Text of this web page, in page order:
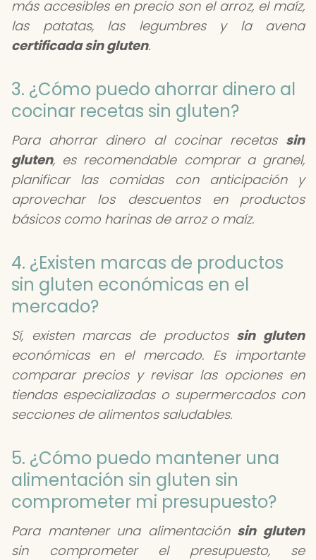
más accesibles en precio son el arroz, el maíz,
las patatas, las legumbres y la avena
certificada sin gluten.
3. ¿Cómo puedo ahorrar dinero al
cocinar recetas sin gluten?
Para ahorrar dinero al cocinar recetas sin
gluten, es recomendable comprar a granel,
planificar las comidas con anticipación y
aprovechar los descuentos en productos
básicos como harinas de arroz o maíz.
4. ¿Existen marcas de productos
sin gluten económicas en el
mercado?
Sí, existen marcas de productos sin gluten
económicas en el mercado. Es importante
comparar precios y revisar las opciones en
tiendas especializadas o supermercados con
secciones de alimentos saludables.
5. ¿Cómo puedo mantener una
alimentación sin gluten sin
comprometer mi presupuesto?
Para mantener una alimentación sin gluten
sin comprometer el presupuesto, se